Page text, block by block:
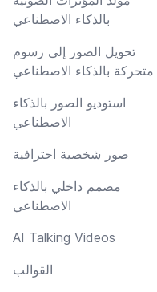
بالذكاء الاصطناعي
تحويل الصور إلى رسوم
متحركة بالذكاء الاصطناعي
استوديو الصور بالذكاء
الاصطناعي
صور شخصية احترافية
مصمم داخلي بالذكاء
الاصطناعي
AI Talking Videos
القوالب